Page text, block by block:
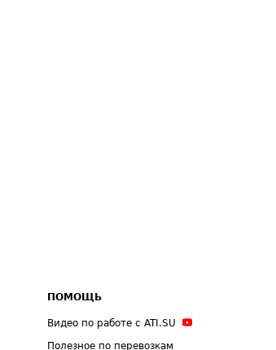
ПОМОЩЬ
Видео по работе с ATI.SU
Полезное по перевозкам